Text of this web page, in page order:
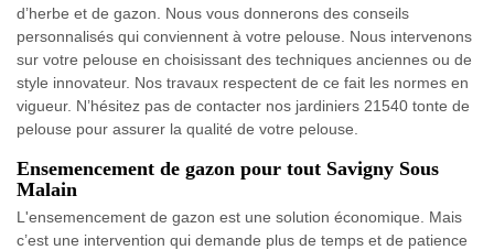
d’herbe et de gazon. Nous vous donnerons des conseils
personnalisés qui conviennent à votre pelouse. Nous intervenons
sur votre pelouse en choisissant des techniques anciennes ou de
style innovateur. Nos travaux respectent de ce fait les normes en
vigueur. N’hésitez pas de contacter nos jardiniers 21540 tonte de
pelouse pour assurer la qualité de votre pelouse.
Ensemencement de gazon pour tout Savigny Sous
Malain
L'ensemencement de gazon est une solution économique. Mais
c’est une intervention qui demande plus de temps et de patience